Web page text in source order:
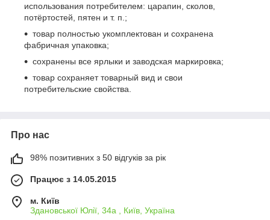
использования потребителем: царапин, сколов,
потёртостей, пятен и т. п.;
товар полностью укомплектован и сохранена
фабричная упаковка;
сохранены все ярлыки и заводская маркировка;
товар сохраняет товарный вид и свои
потребительские свойства.
Про нас
98% позитивних з 50 відгуків за рік
Працює з 14.05.2015
м. Київ
Здановської Юлії, 34а , Київ, Україна